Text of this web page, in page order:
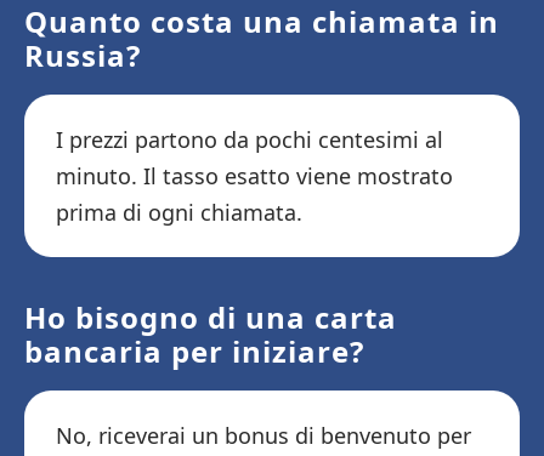
Quanto costa una chiamata in
Russia?
I prezzi partono da pochi centesimi al
minuto. Il tasso esatto viene mostrato
prima di ogni chiamata.
Ho bisogno di una carta
bancaria per iniziare?
No, riceverai un bonus di benvenuto per